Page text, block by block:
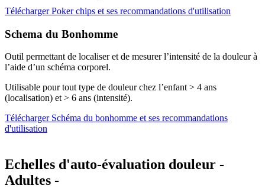
Télécharger Poker chips et ses recommandations d'utilisation
Schema du Bonhomme
Outil permettant de localiser et de mesurer l’intensité de la douleur à
l’aide d’un schéma corporel.
Utilisable pour tout type de douleur chez l’enfant > 4 ans
(localisation) et > 6 ans (intensité).
Télécharger Schéma du bonhomme et ses recommandations
d'utilisation
Echelles d'auto-évaluation douleur -
Adultes -